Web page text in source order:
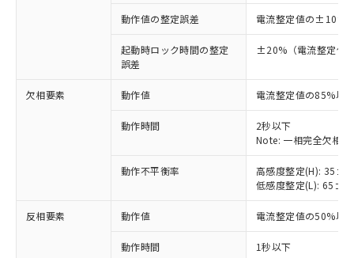
動作値の整定誤差 電流整定値の±10%
起動時ロック時間の整定
誤差
±20%（電流整定値
欠相要素 動作値 電流整定値の85%以
動作時間
2秒以下
Note: 一相完全欠相
動作不平衡率
高感度整定(H):
低感度整定(L):
反相要素 動作値 電流整定値の50%以
動作時間 1秒以下
ご利用条件
以下の条件をお読みいただき、同意のうえ
ご利用ください。
本サービスは、当社制御機器事業取扱
※1 対応状況
対応済み：EU RoHS指令（10物質）の
非含有に対応した製品が提供可能な商品で
対応予定：EU RoHS指令（10物質）の非含
有に対応した製品に切り替える予定のある
対応予定なし：EU RoHS指令（10物質）の
非含有に非対応の商品で、対応品を出す予
調査・確認中：EU RoHS指令（10物質）の